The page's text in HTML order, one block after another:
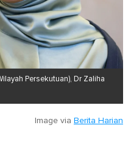
Persekutuan), Dr Zaliha
Image via Berita Harian